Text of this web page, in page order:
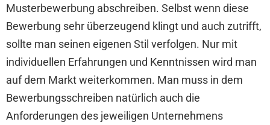
Musterbewerbung abschreiben. Selbst wenn diese
Bewerbung sehr überzeugend klingt und auch zutrifft,
sollte man seinen eigenen Stil verfolgen. Nur mit
individuellen Erfahrungen und Kenntnissen wird man
auf dem Markt weiterkommen. Man muss in dem
Bewerbungsschreiben natürlich auch die
Anforderungen des jeweiligen Unternehmens